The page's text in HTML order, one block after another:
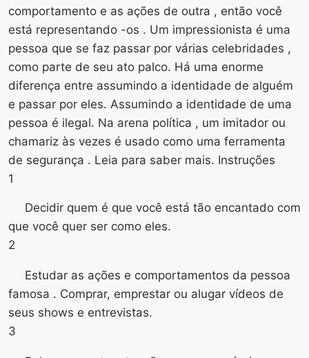
comportamento e as ações de outra , então você
está representando -os . Um impressionista é uma
pessoa que se faz passar por várias celebridades ,
como parte de seu ato palco. Há uma enorme
diferença entre assumindo a identidade de alguém
e passar por eles. Assumindo a identidade de uma
pessoa é ilegal. Na arena política , um imitador ou
chamariz às vezes é usado como uma ferramenta
de segurança . Leia para saber mais. Instruções
1
Decidir quem é que você está tão encantado com
que você quer ser como eles.
2
Estudar as ações e comportamentos da pessoa
famosa . Comprar, emprestar ou alugar vídeos de
seus shows e entrevistas.
3